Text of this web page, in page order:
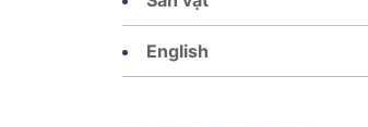
English